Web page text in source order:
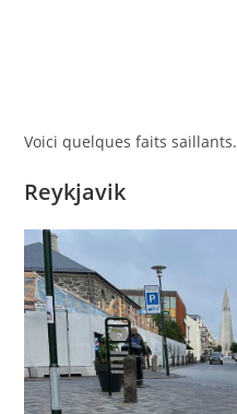
Voici quelques faits saillants.
Reykjavik